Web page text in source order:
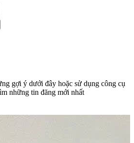
gợi ý dưới đây hoặc sử dụng công cụ
những tin đăng mới nhất